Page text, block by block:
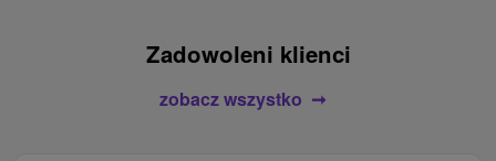
Zadowoleni klienci
zobacz wszystko